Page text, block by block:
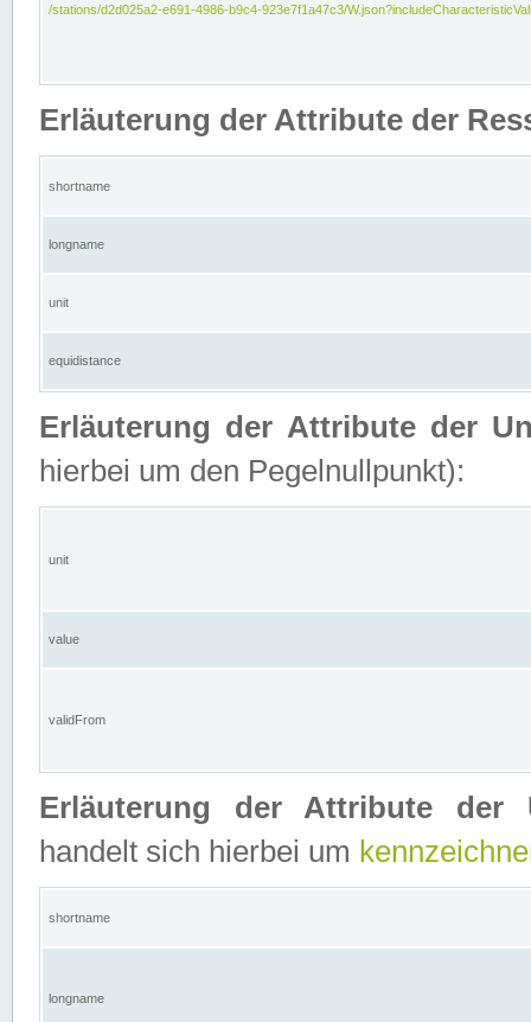
/stations/d2d025a2-e691-4986-b9c4-923e7f1a47c3/
Erläuterung der Attribute der
shortname
longname
unit
equidistance
Erläuterung der Attribute der
hierbei um den Pegelnullpunkt):
unit
value
validFrom
Erläuterung der Attribute der
handelt sich hierbei um
shortname
longname